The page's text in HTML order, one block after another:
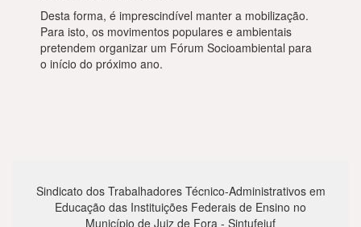
Desta forma, é imprescindível manter a mobilização.
Para isto, os movimentos populares e ambientais
pretendem organizar um Fórum Socioambiental para
o início do próximo ano.
Sindicato dos Trabalhadores Técnico-Administrativos em
Educação das Instituições Federais de Ensino no
Município de Juiz de Fora - Sintufejuf